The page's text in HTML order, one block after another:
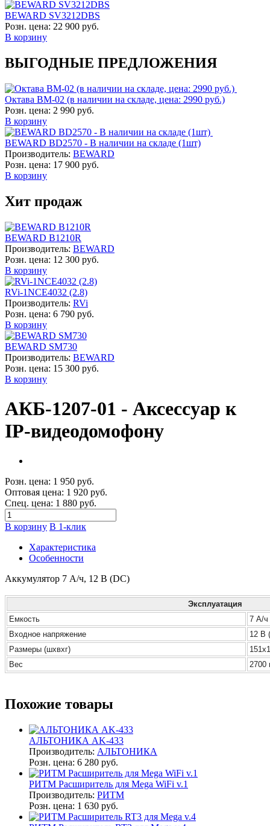
BEWARD SV3212DBS
Розн. цена: 22 900 руб.
В корзину
ВЫГОДНЫЕ ПРЕДЛОЖЕНИЯ
Октава ВМ-02 (в наличии на складе, цена: 2990 руб.)
Розн. цена: 2 990 руб.
В корзину
BEWARD BD2570 - В наличии на складе (1шт)
Производитель: BEWARD
Розн. цена: 17 900 руб.
В корзину
Хит продаж
BEWARD B1210R
Производитель: BEWARD
Розн. цена: 12 300 руб.
В корзину
RVi-1NCE4032 (2.8)
Производитель: RVi
Розн. цена: 6 790 руб.
В корзину
BEWARD SM730
Производитель: BEWARD
Розн. цена: 15 300 руб.
В корзину
АКБ-1207-01 - Аксессуар к
IP-видеодомофону
Розн. цена: 1 950 руб.
Оптовая цена: 1 920 руб.
Спец. цена: 1 880 руб.
В корзину В 1-клик
Характеристика
Особенности
Аккумулятор 7 A/ч, 12 В (DC)
Эксплуатация
Емкость
7 А/ч
Входное напряжение
12 В
Размеры (шхвхг)
Вес
2700
Похожие товары
АЛЬТОНИКА AK-433
Производитель: АЛЬТОНИКА
Розн. цена: 6 280 руб.
РИТМ Расширитель для Mega WiFi v.1
Производитель: РИТМ
Розн. цена: 1 630 руб.